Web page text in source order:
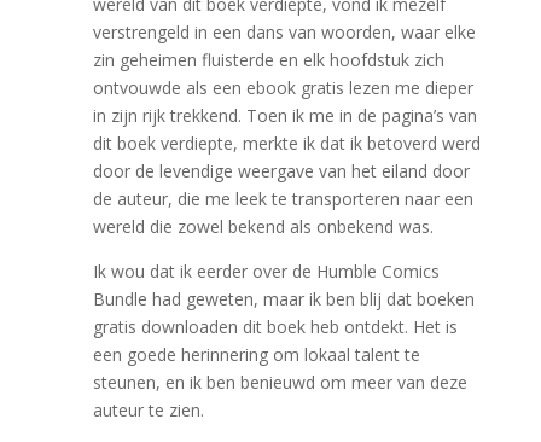
verstrengeld in een dans van woorden, waar elke
zin geheimen fluisterde en elk hoofdstuk zich
ontvouwde als een ebook gratis lezen me dieper
in zijn rijk trekkend. Toen ik me in de pagina’s van
dit boek verdiepte, merkte ik dat ik betoverd werd
door de levendige weergave van het eiland door
de auteur, die me leek te transporteren naar een
wereld die zowel bekend als onbekend was.
Ik wou dat ik eerder over de Humble Comics
Bundle had geweten, maar ik ben blij dat boeken
gratis downloaden dit boek heb ontdekt. Het is
een goede herinnering om lokaal talent te
steunen, en ik ben benieuwd om meer van deze
auteur te zien.